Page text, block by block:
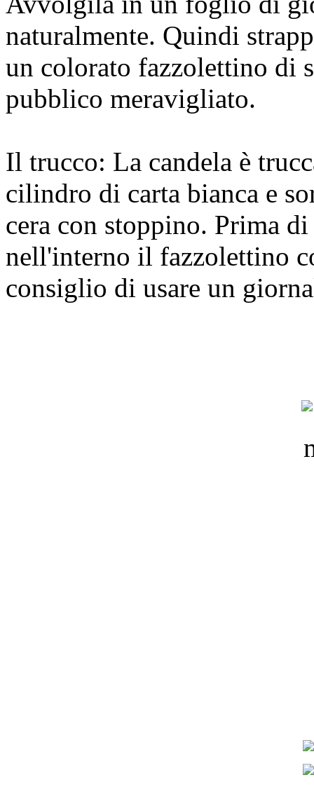
naturalmente. Quindi
un colorato fazzolettino di
pubblico meravigliato.
Il trucco: La candela è
cilindro di carta bianca e
cera con stoppino. Prima
nell'interno il fazzolettino
consiglio di usare un